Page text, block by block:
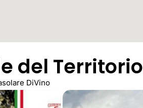
del Territorio
DiVino